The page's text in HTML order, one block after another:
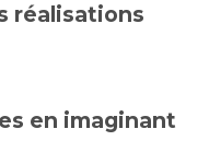
réalisations
en imaginant